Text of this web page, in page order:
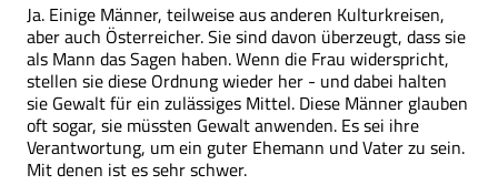
Ja. Einige Männer, teilweise aus anderen Kulturkreisen,
aber auch Österreicher. Sie sind davon überzeugt, dass sie
als Mann das Sagen haben. Wenn die Frau widerspricht,
stellen sie diese Ordnung wieder her - und dabei halten
sie Gewalt für ein zulässiges Mittel. Diese Männer glauben
oft sogar, sie müssten Gewalt anwenden. Es sei ihre
Verantwortung, um ein guter Ehemann und Vater zu sein.
Mit denen ist es sehr schwer.